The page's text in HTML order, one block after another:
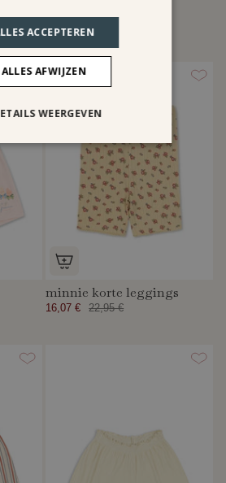
30% off
minnie korte leggings
16,07 € 22,95 €
ACCEPTEREN
ALLES AFWIJZEN
WEERGEVEN